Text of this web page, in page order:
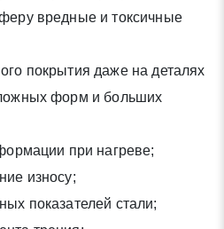
вредные и токсичные
покрытия даже на деталях
форм и больших
при нагреве;
износу;
показателей стали;